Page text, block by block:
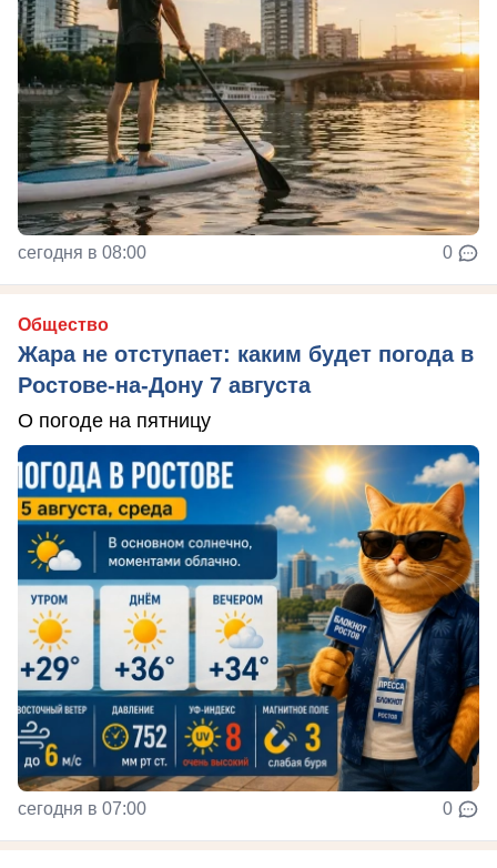
сегодня в 08:00 0
Общество
Жара не отступает: каким будет погода в
Ростове-на-Дону 7 августа
О погоде на пятницу
сегодня в 07:00 0